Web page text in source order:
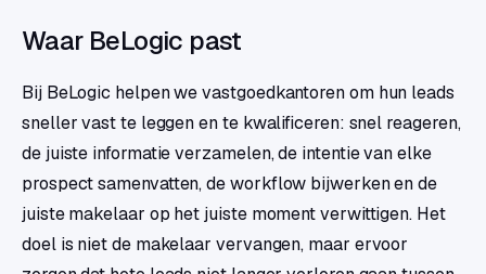
Waar BeLogic past
Bij BeLogic helpen we vastgoedkantoren om hun leads
sneller vast te leggen en te kwalificeren: snel reageren,
de juiste informatie verzamelen, de intentie van elke
prospect samenvatten, de workflow bijwerken en de
juiste makelaar op het juiste moment verwittigen. Het
doel is niet de makelaar vervangen, maar ervoor